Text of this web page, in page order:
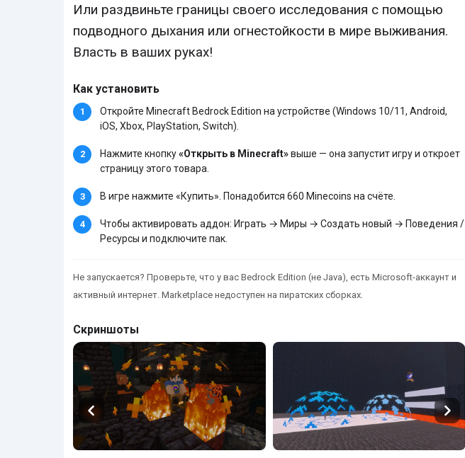
Или раздвиньте границы своего исследования с помощью
подводного дыхания или огнестойкости в мире выживания.
Власть в ваших руках!
Как установить
Откройте Minecraft Bedrock Edition на устройстве (Windows 10/11, Android,
iOS, Xbox, PlayStation, Switch).
Нажмите кнопку«Открыть в Minecraft»выше — она запустит игру и откроет
страницу этого товара.
В игре нажмите «Купить». Понадобится 660 Minecoins на счёте.
Чтобы активировать аддон: Играть → Миры → Создать новый → Поведения /
Ресурсы и подключите пак.
Не запускается? Проверьте, что у вас Bedrock Edition (не Java), есть Microsoft-аккаунт и
активный интернет. Marketplace недоступен на пиратских сборках.
Скриншоты